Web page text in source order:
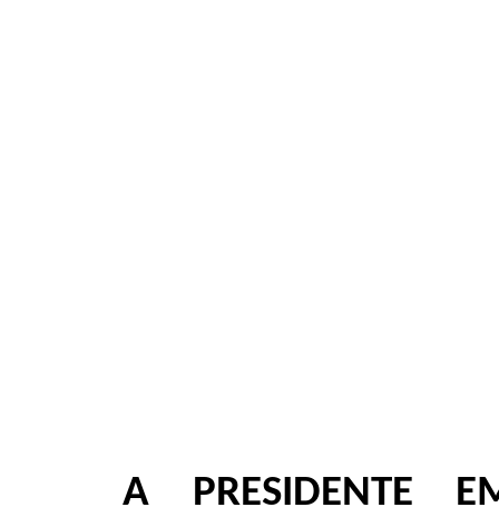
A PRESIDENTE